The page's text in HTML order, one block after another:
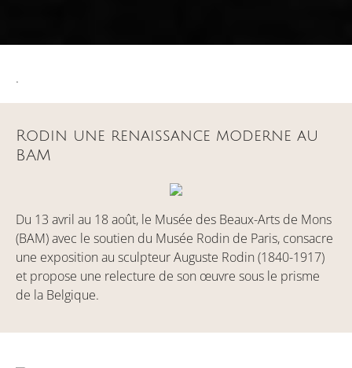
.
Rodin une renaissance moderne au
BAM
Du 13 avril au 18 août, le Musée des Beaux-Arts de Mons
(BAM) avec le soutien du Musée Rodin de Paris, consacre
une exposition au sculpteur Auguste Rodin (1840-1917)
et propose une relecture de son œuvre sous le prisme
de la Belgique.